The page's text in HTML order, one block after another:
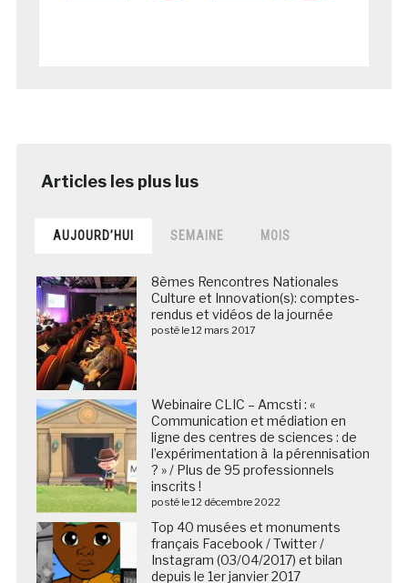
AUJOURD’HUI SEMAINE MOIS
8èmes Rencontres Nationales
Culture et Innovation(s): comptes-
rendus et vidéos de la journée
posté le 12 mars 2017
Webinaire CLIC – Amcsti : «
Communication et médiation en
ligne des centres de sciences : de
l’expérimentation à la pérennisation
? » / Plus de 95 professionnels
inscrits !
posté le 12 décembre 2022
Top 40 musées et monuments
français Facebook / Twitter /
Instagram (03/04/2017) et bilan
depuis le 1er janvier 2017